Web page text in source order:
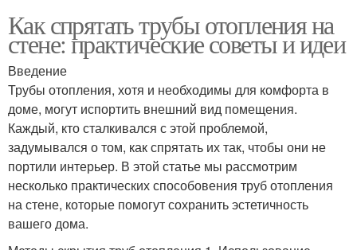
Как спрятать трубы отопления на
стене: практические советы и идеи
Введение
Трубы отопления, хотя и необходимы для комфорта в
доме, могут испортить внешний вид помещения.
Каждый, кто сталкивался с этой проблемой,
задумывался о том, как спрятать их так, чтобы они не
портили интерьер. В этой статье мы рассмотрим
несколько практических способовения труб отопления
на стене, которые помогут сохранить эстетичность
вашего дома.